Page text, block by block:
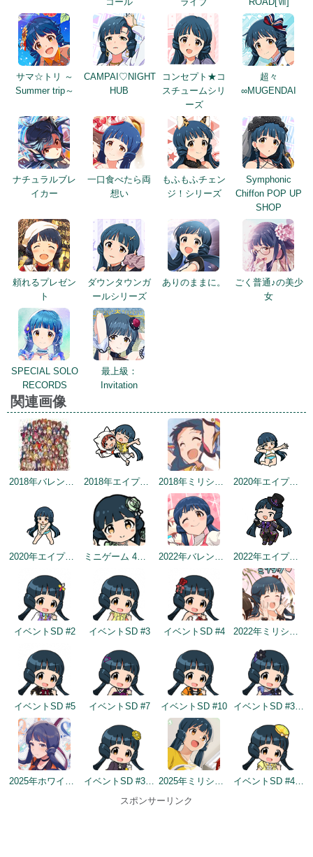
サマ☆トリ ～
Summer trip～
CAMPAI♡NIGHT
HUB
コンセプト★コ
スチュームシリ
ーズ
超々
∞MUGENDAI
ナチュラルブレ
イカー
一口食べたら両
想い
もふもふチェン
ジ！シリーズ
Symphonic
Chiffon POP UP
SHOP
頼れるプレゼン
ト
ダウンタウンガ
ールシリーズ
ありのままに。
ごく普通♪の美少
女
SPECIAL SOLO
RECORDS
最上級：
Invitation
関連画像
2018年バレンタインデー公式ツイート 2018年エイプリルミニゲーム 2018年ミリシタ感謝祭 2020年エイプリルフールネタ
2020年エイプリルフールネタ ミニゲーム 4らぐ めいくあっぷ！ 2022年バレンタインデートップ画面 2022年エイプリルフールネタ
イベントSD #2 イベントSD #3 イベントSD #4 2022年ミリシタ5周年カウントダウン（1日前）
イベントSD #5 イベントSD #7 イベントSD #10 イベントSD #362
2025年ホワイトデートップ画面 イベントSD #379 2025年ミリシタ8周年カウントダウン（2日前）
イベントSD #415
スポンサーリンク